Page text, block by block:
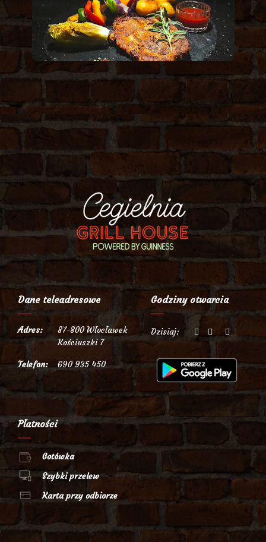
Dane teleadresowe
Adres:
87-800 Włocławek
Kościuszki 7
Telefon: 690 935 450
Godziny otwarcia
Dzisiaj:
Płatności
Gotówka
Szybki przelew
Karta przy odbiorze